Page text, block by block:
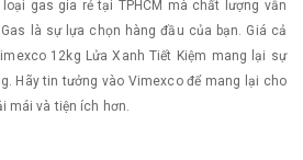
gas gia rẻ tại TPHCM mà chất lượng vẫn
là sự lựa chọn hàng đầu của bạn. Giá cả
12kg Lửa Xanh Tiết Kiệm mang lại sự
Hãy tin tưởng vào Vimexco để mang lại cho
mái và tiện ích hơn.